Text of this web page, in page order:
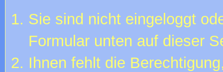
Sie sind nicht eingeloggt
Formular unten auf dieser
Ihnen fehlt die